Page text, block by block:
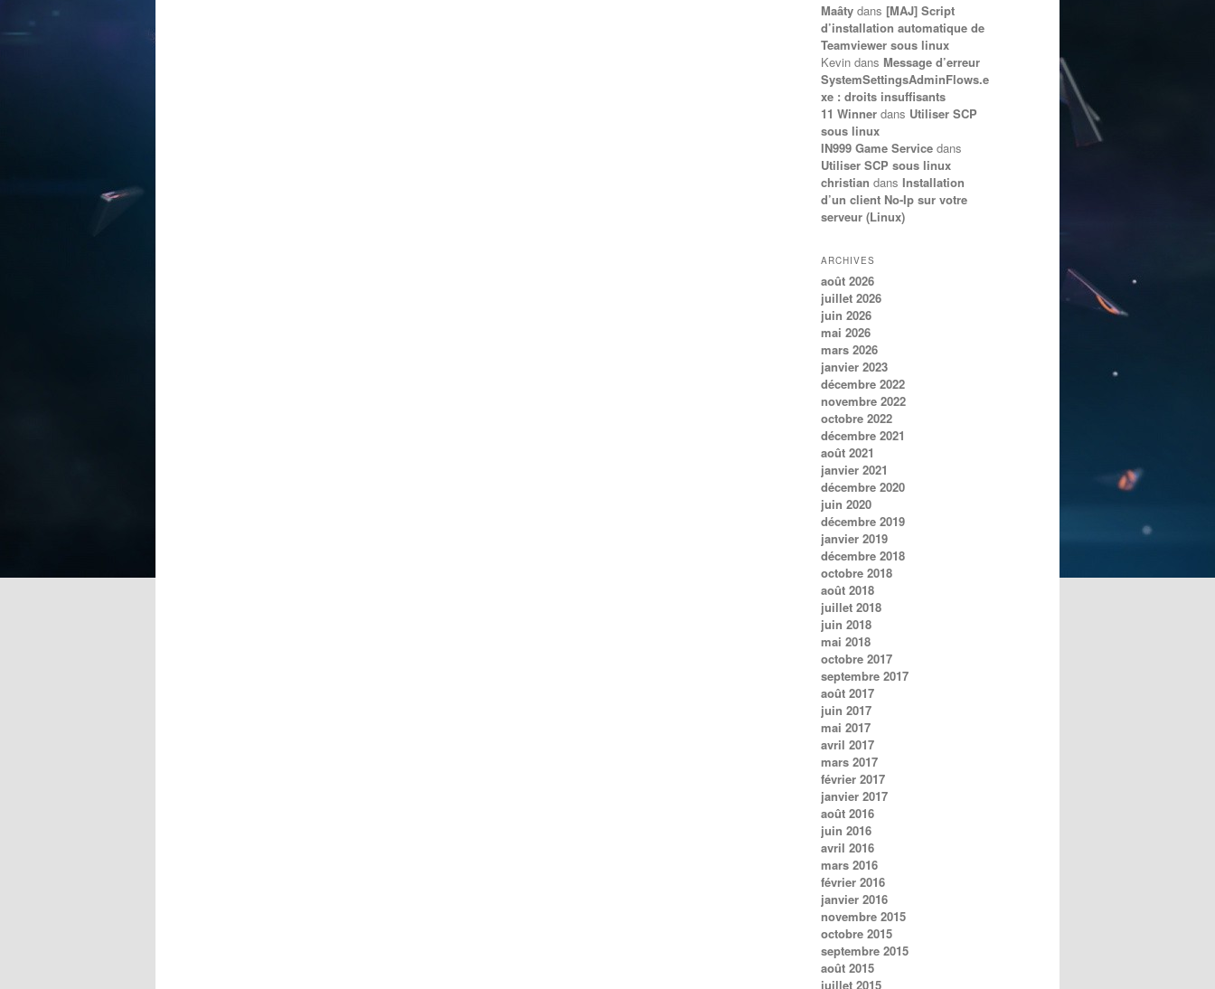
Maâty dans [MAJ] Script
d’installation automatique de
Teamviewer sous linux
Kevin dans Message d’erreur
SystemSettingsAdminFlows.e
xe : droits insuffisants
11 Winner dans Utiliser SCP
sous linux
IN999 Game Service dans
Utiliser SCP sous linux
christian dans Installation
d’un client No-Ip sur votre
serveur (Linux)
ARCHIVES
août 2026
juillet 2026
juin 2026
mai 2026
mars 2026
janvier 2023
décembre 2022
novembre 2022
octobre 2022
décembre 2021
août 2021
janvier 2021
décembre 2020
juin 2020
décembre 2019
janvier 2019
décembre 2018
octobre 2018
août 2018
juillet 2018
juin 2018
mai 2018
octobre 2017
septembre 2017
août 2017
juin 2017
mai 2017
avril 2017
mars 2017
février 2017
janvier 2017
août 2016
juin 2016
avril 2016
mars 2016
février 2016
janvier 2016
novembre 2015
octobre 2015
septembre 2015
août 2015
juillet 2015